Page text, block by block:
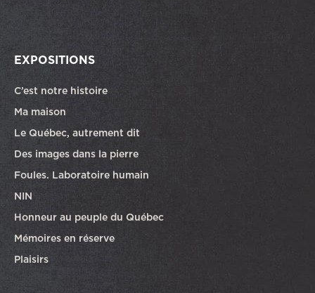
EXPOSITIONS
C’est notre histoire
Ma maison
Le Québec, autrement dit
Des images dans la pierre
Foules. Laboratoire humain
NIN
Honneur au peuple du Québec
Mémoires en réserve
Plaisirs